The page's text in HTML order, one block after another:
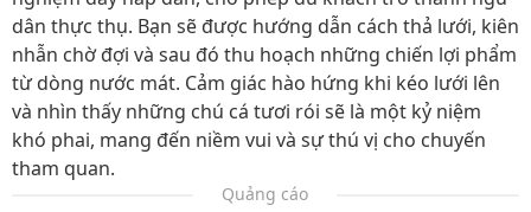
dân thực thụ. Bạn sẽ được hướng dẫn cách thả lưới, kiên
nhẫn chờ đợi và sau đó thu hoạch những chiến lợi phẩm
từ dòng nước mát. Cảm giác hào hứng khi kéo lưới lên
và nhìn thấy những chú cá tươi rói sẽ là một kỷ niệm
khó phai, mang đến niềm vui và sự thú vị cho chuyến
tham quan.
Quảng cáo